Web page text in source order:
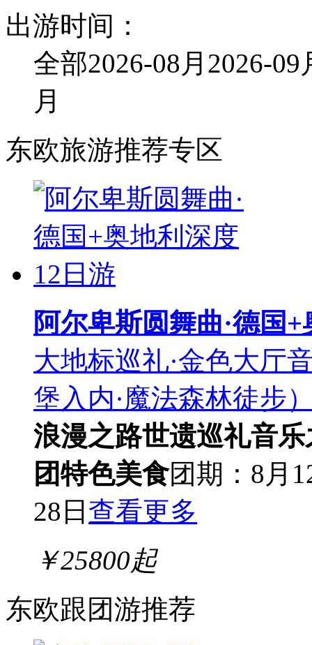
出游时间：
全部2026-08月 2026-09
月
东欧旅游推荐专区
阿尔卑斯圆舞曲·德国
大地标巡礼·金色大厅
堡入内·魔法森林徒步
浪漫之路世遗巡礼音乐
团特色美食团期：8月
28日 查看更多
￥25800起
东欧跟团游推荐